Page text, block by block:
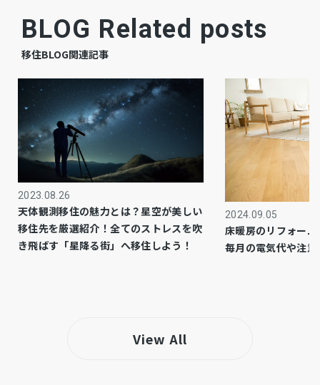
プロパン個別
都市計画 調整区域
用途地域 定無
設備・条件 ロフト
備考 ※築月日不詳
仲介
BLOG Related posts
移住BLOG関連記事
2023.08.26
天体観測移住の魅力とは？星空が美しい
移住先を厳選紹介！全てのストレスを吹
き飛ばす「星降る街」へ移住しよう！
2024.09.05
床暖房のリフォー
毎月の電気代や注
View All